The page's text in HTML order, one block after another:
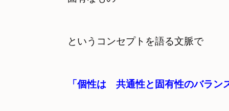
というコンセプトを語る文脈で